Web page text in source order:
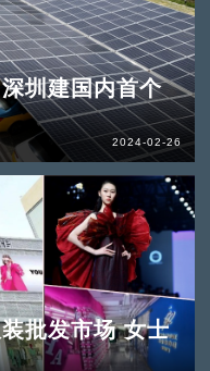
圳建国内首个
2024-02-26
批发市场 女士